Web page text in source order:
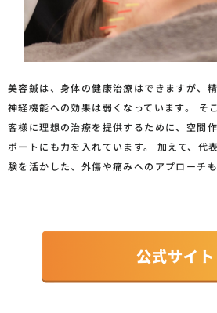
美容鍼は、身体の健康治療はできますが、
神経機能への効果は弱くなっています。 そ
客様に理想の治療を提供するために、空間
ポートにも力を入れています。 加えて、代
験を活かした、外傷や痛みへのアプローチ